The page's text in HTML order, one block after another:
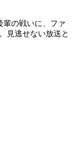
輩の戦いに、ファ
見逃せない放送と